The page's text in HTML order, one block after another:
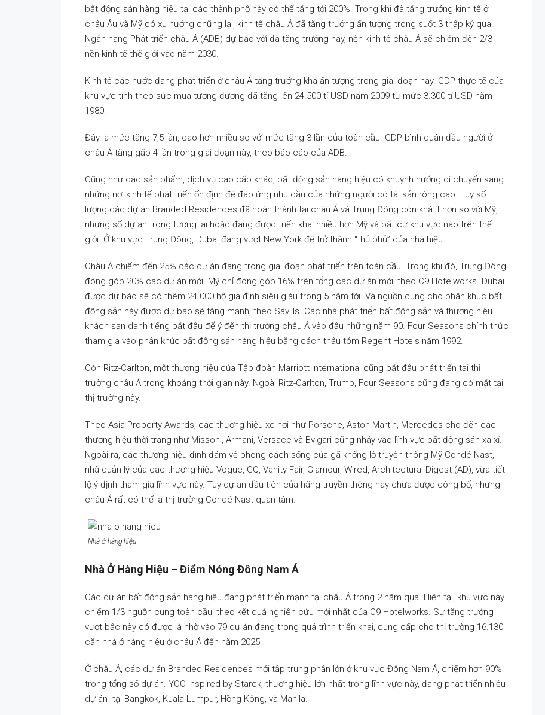
bất động sản hàng hiệu tại các thành phố này có thể tăng tới 200%. Trong khi đà tăng trưởng kinh tế ở
châu Âu và Mỹ có xu hướng chững lại, kinh tế châu Á đã tăng trưởng ấn tượng trong suốt 3 thập kỷ qua.
Ngân hàng Phát triển châu Á (ADB) dự báo với đà tăng trưởng này, nền kinh tế châu Á sẽ chiếm đến 2/3
nền kinh tế thế giới vào năm 2030.
Kinh tế các nước đang phát triển ở châu Á tăng trưởng khá ấn tượng trong giai đoạn này. GDP thực tế của
khu vực tính theo sức mua tương đương đã tăng lên 24.500 tỉ USD năm 2009 từ mức 3.300 tỉ USD năm
1980.
Đây là mức tăng 7,5 lần, cao hơn nhiều so với mức tăng 3 lần của toàn cầu. GDP bình quân đầu người ở
châu Á tăng gấp 4 lần trong giai đoạn này, theo báo cáo của ADB.
Cũng như các sản phẩm, dịch vụ cao cấp khác, bất động sản hàng hiệu có khuynh hướng di chuyển sang
những nơi kinh tế phát triển ổn định để đáp ứng nhu cầu của những người có tài sản ròng cao. Tuy số
lượng các dự án Branded Residences đã hoàn thành tại châu Á và Trung Đông còn khá ít hơn so với Mỹ,
nhưng số dự án trong tương lai hoặc đang được triển khai nhiều hơn Mỹ và bất cứ khu vực nào trên thế
giới. Ở khu vực Trung Đông, Dubai đang vượt New York để trở thành “thủ phủ” của nhà hiệu.
Châu Á chiếm đến 25% các dự án đang trong giai đoạn phát triển trên toàn cầu. Trong khi đó, Trung Đông
đóng góp 20% các dự án mới. Mỹ chỉ đóng góp 16% trên tổng các dự án mới, theo C9 Hotelworks. Dubai
được dự báo sẽ có thêm 24.000 hộ gia đình siêu giàu trong 5 năm tới. Và nguồn cung cho phân khúc bất
động sản này được dự báo sẽ tăng mạnh, theo Savills. Các nhà phát triển bất động sản và thương hiệu
khách sạn danh tiếng bắt đầu để ý đến thị trường châu Á vào đầu những năm 90. Four Seasons chính thức
tham gia vào phân khúc bất động sản hàng hiệu bằng cách thâu tóm Regent Hotels năm 1992.
Còn Ritz-Carlton, một thương hiệu của Tập đoàn Marriott International cũng bắt đầu phát triển tại thị
trường châu Á trong khoảng thời gian này. Ngoài Ritz-Carlton, Trump, Four Seasons cũng đang có mặt tại
thị trường này.
Theo Asia Property Awards, các thương hiệu xe hơi như Porsche, Aston Martin, Mercedes cho đến các
thương hiệu thời trang như Missoni, Armani, Versace và Bvlgari cũng nhảy vào lĩnh vực bất động sản xa xỉ.
Ngoài ra, các thương hiệu đình đám về phong cách sống của gã khổng lồ truyền thông Mỹ Condé Nast,
nhà quản lý của các thương hiệu Vogue, GQ, Vanity Fair, Glamour, Wired, Architectural Digest (AD), vừa tiết
lộ ý định tham gia lĩnh vực này. Tuy dự án đầu tiên của hãng truyền thông này chưa được công bố, nhưng
châu Á rất có thể là thị trường Condé Nast quan tâm.
Nhà ở hàng hiệu
Nhà Ở Hàng Hiệu – Điểm Nóng Đông Nam Á
Các dự án bất động sản hàng hiệu đang phát triển mạnh tại châu Á trong 2 năm qua. Hiện tại, khu vực này
chiếm 1/3 nguồn cung toàn cầu, theo kết quả nghiên cứu mới nhất của C9 Hotelworks. Sự tăng trưởng
vượt bậc này có được là nhờ vào 79 dự án đang trong quá trình triển khai, cung cấp cho thị trường 16.130
căn nhà ở hàng hiệu ở châu Á đến năm 2025.
Ở châu Á, các dự án Branded Residences mới tập trung phần lớn ở khu vực Đông Nam Á, chiếm hơn 90%
trong tổng số dự án. YOO Inspired by Starck, thương hiệu lớn nhất trong lĩnh vực này, đang phát triển nhiều
dự án tại Bangkok, Kuala Lumpur, Hồng Kông, và Manila.